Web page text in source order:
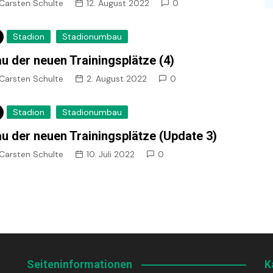
Schulte 12. August 2022 0
Stadion Stadionumbau
der neuen Trainingsplätze (4)
Schulte 2. August 2022 0
Stadion Stadionumbau
der neuen Trainingsplätze (Update 3)
Schulte 10. Juli 2022 0
Seiteninformationen